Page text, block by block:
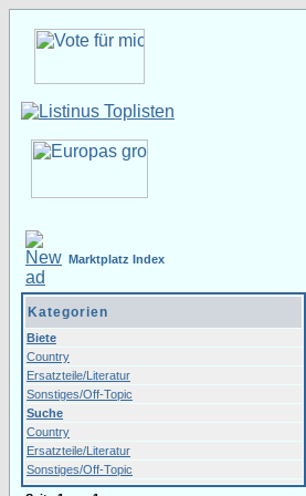
Marktplatz Index
Kategorien
Biete
Country
Ersatzteile/Literatur
Sonstiges/Off-Topic
Suche
Country
Ersatzteile/Literatur
Sonstiges/Off-Topic